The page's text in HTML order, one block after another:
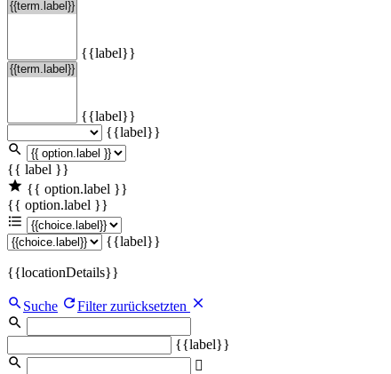
{{label}}
{{label}}
{{label}}
{{ label }}
{{ option.label }}
{{ option.label }}
{{label}}
{{locationDetails}}
Suche Filter zurücksetzten
{{label}}